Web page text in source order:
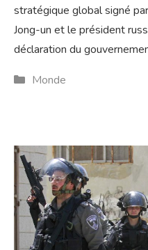
stratégique global signé
Jong-un et le président
déclaration du
Catégories
Monde